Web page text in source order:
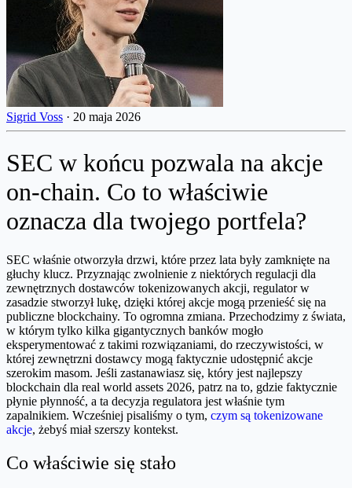
Sigrid Voss · 20 maja 2026
SEC w końcu pozwala na akcje
on-chain. Co to właściwie
oznacza dla twojego portfela?
SEC właśnie otworzyła drzwi, które przez lata były zamknięte na
głuchy klucz. Przyznając zwolnienie z niektórych regulacji dla
zewnętrznych dostawców tokenizowanych akcji, regulator w
zasadzie stworzył lukę, dzięki której akcje mogą przenieść się na
publiczne blockchainy. To ogromna zmiana. Przechodzimy z świata,
w którym tylko kilka gigantycznych banków mogło
eksperymentować z takimi rozwiązaniami, do rzeczywistości, w
której zewnętrzni dostawcy mogą faktycznie udostępnić akcje
szerokim masom. Jeśli zastanawiasz się, który jest najlepszy
blockchain dla real world assets 2026, patrz na to, gdzie faktycznie
płynie płynność, a ta decyzja regulatora jest właśnie tym
zapalnikiem. Wcześniej pisaliśmy o tym, czym są tokenizowane
akcje, żebyś miał szerszy kontekst.
Co właściwie się stało